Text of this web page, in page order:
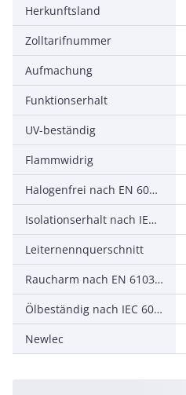
Herkunftsland
Zolltarifnummer
Aufmachung
Funktionserhalt
UV-beständig
Flammwidrig
Halogenfrei nach EN 60754-1/2
Isolationserhalt nach IEC 60331
Leiternennquerschnitt
Raucharm nach EN 61034-2
Ölbeständig nach IEC 60811-404
Newlec